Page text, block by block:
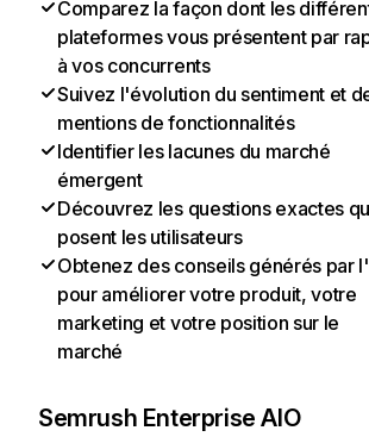
Comparez la façon dont les
plateformes vous présentent par
à vos concurrents
Suivez l'évolution du sentiment et
mentions de fonctionnalités
Identifier les lacunes du marché
émergent
Découvrez les questions exactes
posent les utilisateurs
Obtenez des conseils générés par
pour améliorer votre produit, votre
marketing et votre position sur le
marché
Semrush Enterprise AIO